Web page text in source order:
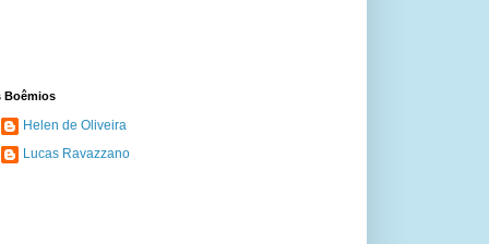
Boêmios
Helen de Oliveira
Lucas Ravazzano